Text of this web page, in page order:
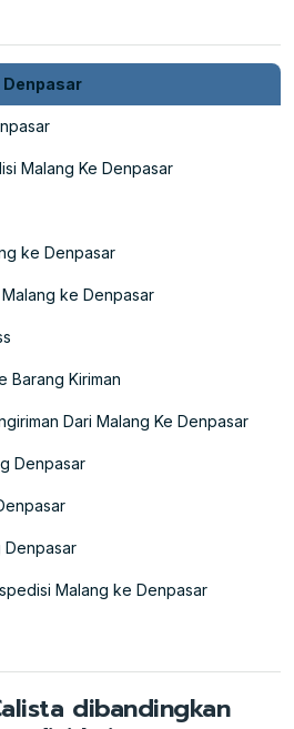
Denpasar
Malang Ke Denpasar
ke Denpasar
ke Denpasar
Barang Kiriman
Dari Malang Ke Denpasar
Denpasar
Denpasar
Malang ke Denpasar
dibandingkan